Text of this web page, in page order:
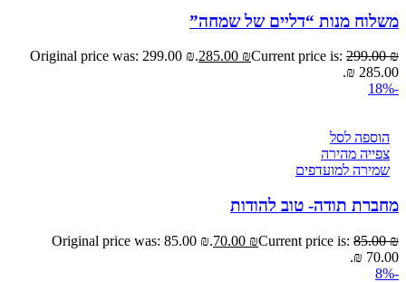
משלוח מנות “דליים של שמחה”
299.00₪
Original price was: 299.00 ₪.285.00 ₪Current price is:
285.00 ₪.
-18%
הוספה לסל
צפייה מהירה
שמירה למועדפים
מחברת תודה- טוב להודות
85.00₪
Original price was: 85.00 ₪.70.00 ₪Current price is:
70.00 ₪.
-8%